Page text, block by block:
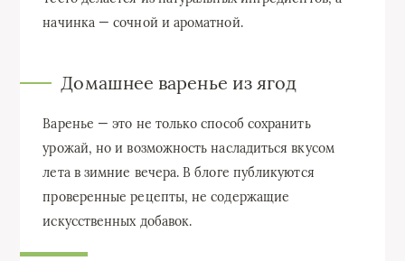
начинка — сочной и ароматной.
Домашнее варенье из ягод
Варенье — это не только способ сохранить
урожай, но и возможность насладиться вкусом
лета в зимние вечера. В блоге публикуются
проверенные рецепты, не содержащие
искусственных добавок.